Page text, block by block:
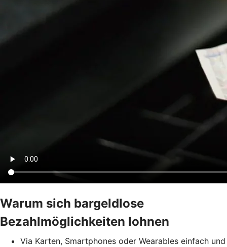
Warum sich bargeldlose
Bezahlmöglichkeiten lohnen
Via Karten, Smartphones oder Wearables einfach und